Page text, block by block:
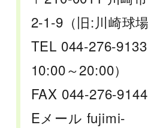
2-1-9（旧:川崎球場
TEL 044-276-
10:00～20:00）
FAX 044-276-9144
Eメール fujimi-